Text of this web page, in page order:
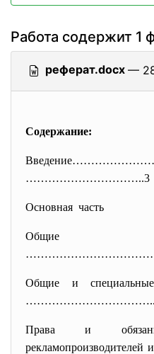
Работа содержит 1
реферат.docx —
Содержание:
…………………………..3
Основная часть
Общие
Общие и
Права и
рекламопроизводителей